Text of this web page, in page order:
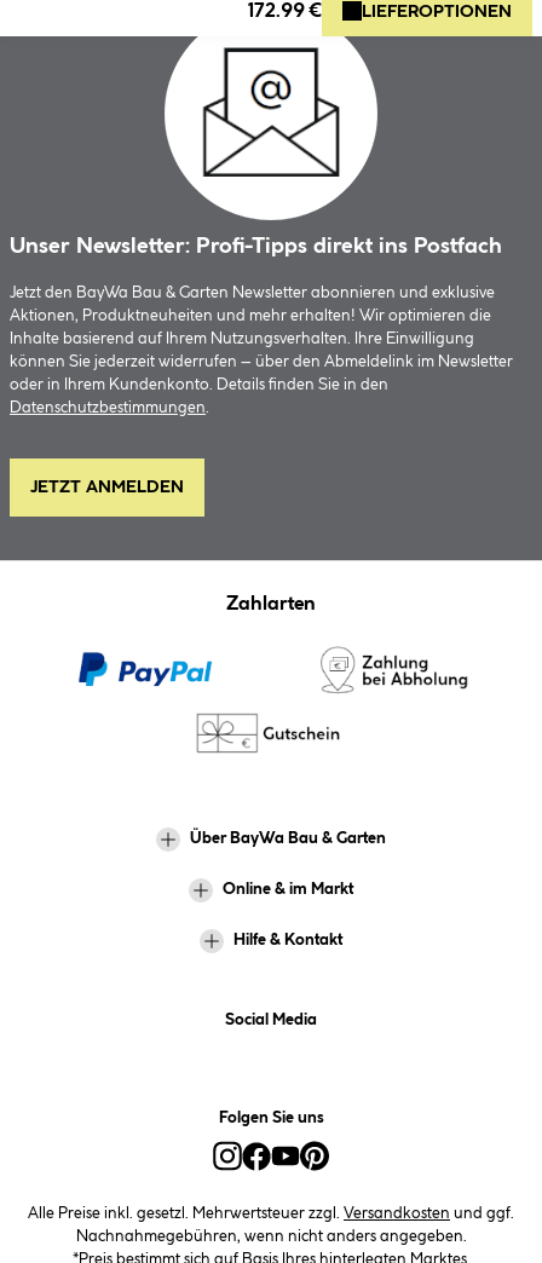
172.99 € LIEFEROPTIONEN
Unser Newsletter: Profi-Tipps direkt ins Postfach
Jetzt den BayWa Bau & Garten Newsletter abonnieren und exklusive
Aktionen, Produktneuheiten und mehr erhalten! Wir optimieren die
Inhalte basierend auf Ihrem Nutzungsverhalten. Ihre Einwilligung
können Sie jederzeit widerrufen – über den Abmeldelink im Newsletter
oder in Ihrem Kundenkonto. Details finden Sie in den
Datenschutzbestimmungen.
JETZT ANMELDEN
Zahlarten
Über BayWa Bau & Garten
Online & im Markt
Hilfe & Kontakt
Social Media
Folgen Sie uns
Alle Preise inkl. gesetzl. Mehrwertsteuer zzgl. Versandkosten und ggf.
Nachnahmegebühren, wenn nicht anders angegeben.
*Preis bestimmt sich auf Basis Ihres hinterlegten Marktes.